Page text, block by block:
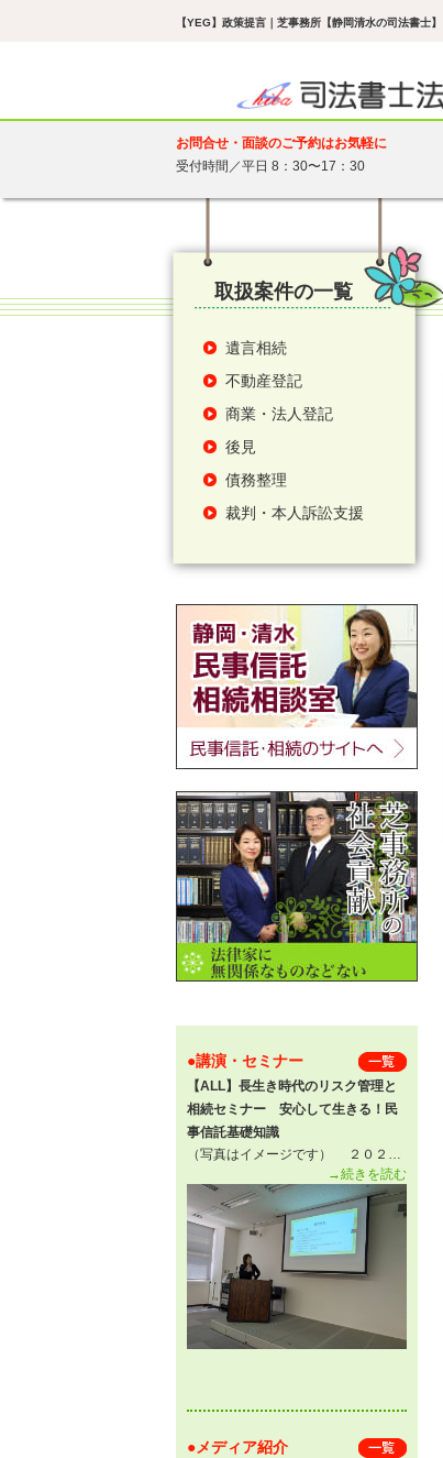
【YEG】政策提言 ｜芝事務所【静岡清水の司法
お問合せ・面談のご予約はお気軽に
受付時間／平日 8：30〜17：30
取扱案件の一覧
遺言相続
不動産登記
商業・法人登記
後見
債務整理
裁判・本人訴訟支援
●講演・セミナー
【ALL】長生き時代のリスク管理と
相続セミナー 安心して生きる！民
事信託基礎知識
（写真はイメージです） ２０２…
→続きを読む
●メディア紹介